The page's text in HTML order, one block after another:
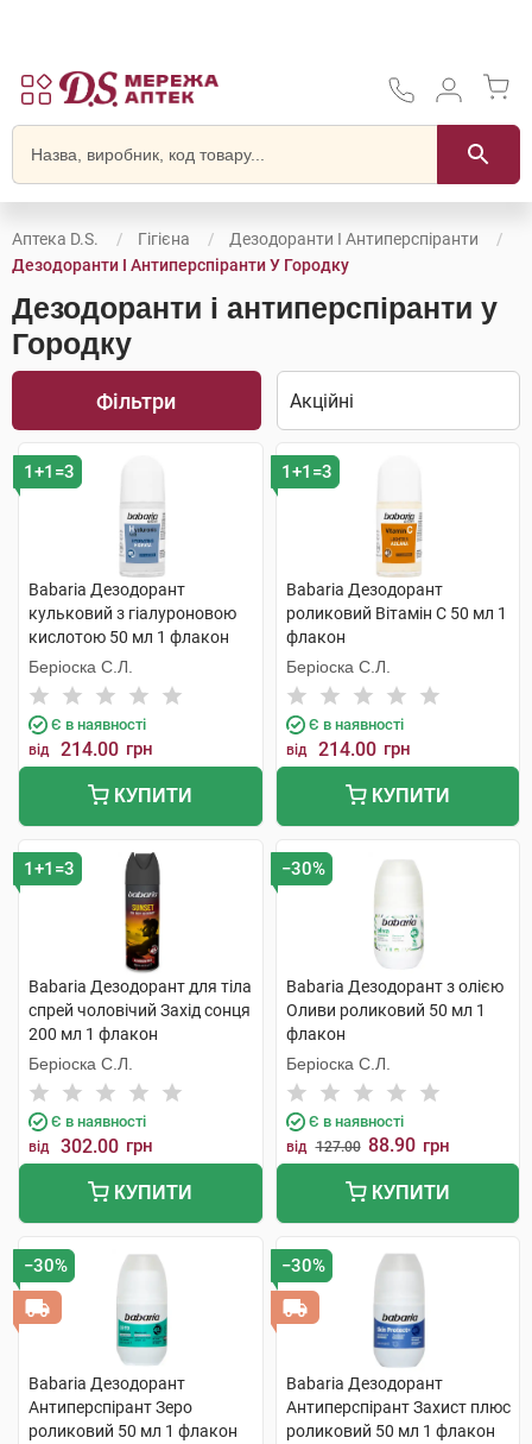
Аптека D.S. Гігієна
Дезодоранти І Антиперспіранти
Дезодоранти І Антиперспіранти У Городку
Дезодоранти і антиперспіранти у
Городку
Фільтри
1+1=3
Babaria Дезодорант
кульковий з гіалуроновою
кислотою 50 мл 1 флакон
Беріоска С.Л.
Є в наявності
від 214.00 грн
КУПИТИ
1+1=3
Babaria Дезодорант
роликовий Вітамін С 50 мл 1
флакон
Беріоска С.Л.
Є в наявності
від 214.00 грн
КУПИТИ
1+1=3
Babaria Дезодорант для тіла
спрей чоловічий Захід сонця
200 мл 1 флакон
Беріоска С.Л.
Є в наявності
від 302.00 грн
КУПИТИ
−30%
Babaria Дезодорант з олією
Оливи роликовий 50 мл 1
флакон
Беріоска С.Л.
Є в наявності
від 127.00 88.90 грн
КУПИТИ
−30%
Babaria Дезодорант
Антиперспірант Зеро
роликовий 50 мл 1 флакон
−30%
Babaria Дезодорант
Антиперспірант Захист плюс
роликовий 50 мл 1 флакон